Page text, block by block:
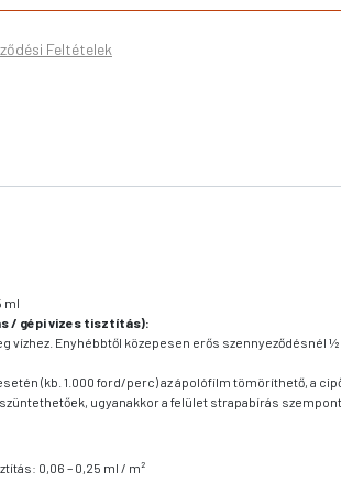
Feltételek
ml
/ gépi vizes tisztítás):
vízhez. Enyhébbtől közepesen erős szennyeződésnél ½
(kb. 1.000 ford/perc) az ápolófilm tömöríthető, a
ugyanakkor a felület strapabírás
0,06 – 0,25 ml / m²